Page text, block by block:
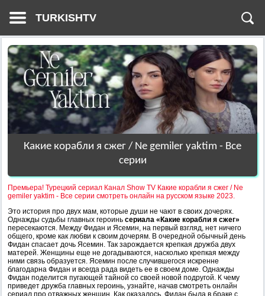
TURKISHTV
Какие корабли я сжег / Ne gemiler yaktim - Все
серии
Премьера! Турецкий сериал Канал Show TV Какие корабли я сжег / Ne
gemiler yaktim - Все серии смотреть онлайн на русском языке 2023.
Это история про двух мам, которые души не чают в своих дочерях.
Однажды судьбы главных героинь сериала «Какие корабли я сжег»
пересекаются. Между Фидан и Ясемин, на первый взгляд, нет ничего
общего, кроме как любви к своим дочерям. В очередной обычный день
Фидан спасает дочь Ясемин. Так зарождается крепкая дружба двух
матерей. Женщины еще не догадываются, насколько крепкая между
ними связь образуется. Ясемин после случившегося искренне
благодарна Фидан и всегда рада видеть ее в своем доме. Однажды
Фидан поделится пугающей тайной со своей новой подругой. К чему
приведет дружба главных героинь, узнайте, начав смотреть онлайн
сериал про отважных женщин. Как оказалось, Фидан была в браке с